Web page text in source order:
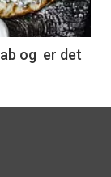
og er det